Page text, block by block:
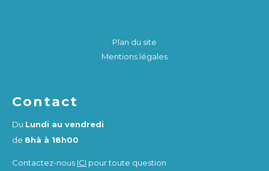
Plan du site
Mentions légales
Contact
Du Lundi au vendredi
de 8hà à 18h00
Contactez-nous ICI pour toute question